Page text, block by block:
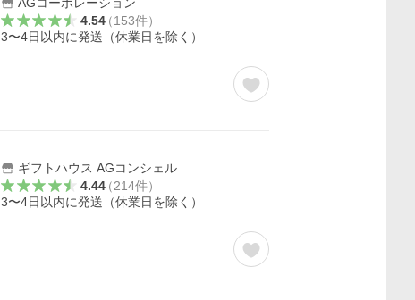
4.54（153件）
3〜4日以内に発送（休業日を除く）
ギフトハウス AGコンシェル
4.44（214件）
3〜4日以内に発送（休業日を除く）